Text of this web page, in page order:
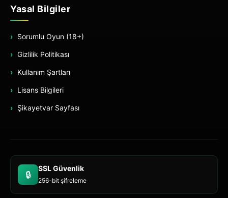
Yasal Bilgiler
Sorumlu Oyun (18+)
Gizlilik Politikası
Kullanım Şartları
Lisans Bilgileri
Şikayetvar Sayfası
🔒
SSL Güvenlik
256-bit şifreleme